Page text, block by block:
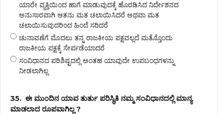
ಯಾರೇ ವ್ಯಕ್ತಿಯಿಂದ ಹಾಗೆ ಮಾಡುವುದಕ್ಕೆ ಹೊರಡಿಸಿದ ನಿರ್ದೇಶನದ
ಅನುಸಾರವಾಗಿ ಆತನು ಮತ ಚಲಾಯಿಸಿದರೆ ಅಥವಾ ಮತ
ಚಲಾಯಿಸುವುದರಿಂದ ಹಿಂದೆ ಸರಿದರೆ
ಚುನಾವಣೆಗೆ ಮೊದಲು ತನ್ನ ರಾಜಕೀಯ ಪಕ್ಷವಲ್ಲದೆ ಮತ್ತೊೊಂದು
ರಾಜಕೀಯ ಪಕ್ಷಕ್ಕೆ ಸೇರ್ಪಡೆಯಾದರೆ
ಸಂವಿಧಾನದ ಪರಿಶಿಷ್ಟದಲ್ಲಿ ಅಂತಹ ಯಾವುದೇ ಉಪಬಂಧಗಳನ್ನು
ನೀಡಲಾಗಿಲ್ಲ
35. ಈ ಮುಂದಿನ ಯಾವ ತುರ್ತು ಪರಿಸ್ಥಿತಿ ನಮ್ಮ ಸಂವಿಧಾನದಲ್ಲಿ ಮಾನ್ಯ
ಮಾಡಲಾದ ರೂಪವಾಗಿಲ್ಲ ?